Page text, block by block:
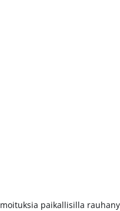
paikallisilla